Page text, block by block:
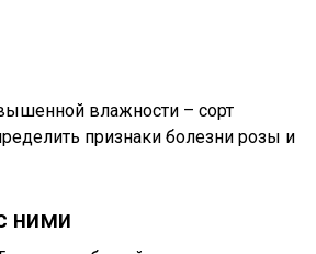
влажности – сорт
признаки болезни розы и
ними